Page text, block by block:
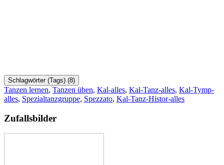
Schlagwörter (Tags) (8)
Tanzen lernen, Tanzen üben, Kal-alles, Kal-Tanz-alles, Kal-Tymp-
alles, Spezialtanzgruppe, Spezzato, Kal-Tanz-Histor-alles
Zufallsbilder